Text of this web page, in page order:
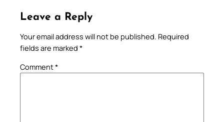
Leave a Reply
Your email address will not be published. Required
fields are marked *
Comment*